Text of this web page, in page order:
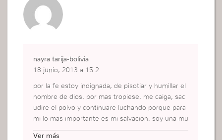
nayra tarija-bolivia
18 junio, 2013 a 15:2
por la fe estoy indignada, de pisotiar y humillar el
nombre de dios, por mas tropiese, me caiga, sac
udire el polvo y continuare luchando porque para
mi lo mas importante es mi salvacion. soy una mu
Ver más